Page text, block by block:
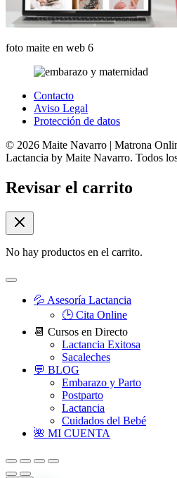
foto maite en web 6
Contacto
Aviso Legal
Protección de datos
© 2026 Maite Navarro | Matrona
Lactancia by Maite Navarro. Todos
Revisar el carrito
No hay productos en el carrito.
💦 Asesoría Lactancia
🕒 Cita Online
📆 Cursos en Directo
Lactancia Exitosa
Sacaleches
💬 BLOG
Embarazo y Parto
Postparto
Lactancia
Cuidados del Bebé
🌺 MI CUENTA